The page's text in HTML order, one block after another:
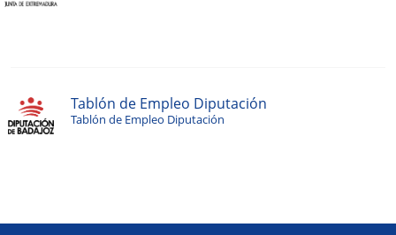
Tablón de Empleo Diputación
Tablón de Empleo Diputación